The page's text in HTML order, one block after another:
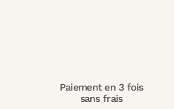
Paiement en 3 fois
sans frais